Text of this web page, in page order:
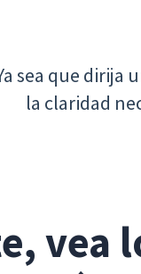
sea que dirija
la claridad
vea